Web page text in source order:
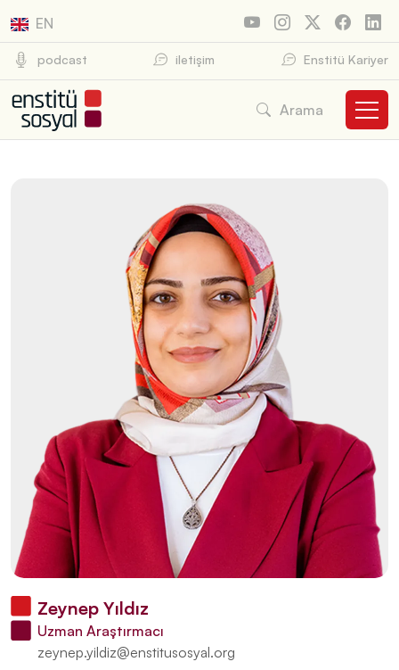
EN
podcast iletişim Enstitü Kariyer
Arama
Zeynep Yıldız
Uzman Araştırmacı
zeynep.yildiz@enstitusosyal.org